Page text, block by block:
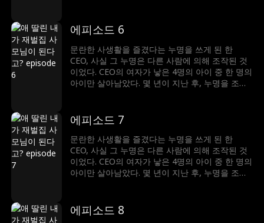
회하게 되는데…
에피소드 6
문란한 사생활을 즐겼다는 누명을 쓰게 된 한
CEO, 사실 그 누명은 다른 사람에 의해 조작된 것
이었다. CEO의 여자가 낳은 4명의 아이 중 한 명의
아이만 살아남았다. 몇 년이 지난 후, 누명을 조작
회하게 되는데…
에피소드 7
문란한 사생활을 즐겼다는 누명을 쓰게 된 한
CEO, 사실 그 누명은 다른 사람에 의해 조작된 것
이었다. CEO의 여자가 낳은 4명의 아이 중 한 명의
아이만 살아남았다. 몇 년이 지난 후, 누명을 조작
회하게 되는데…
에피소드 8